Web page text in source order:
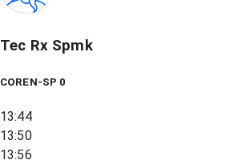
Tec Rx Spmk
COREN-SP 0
13:44
13:50
13:56